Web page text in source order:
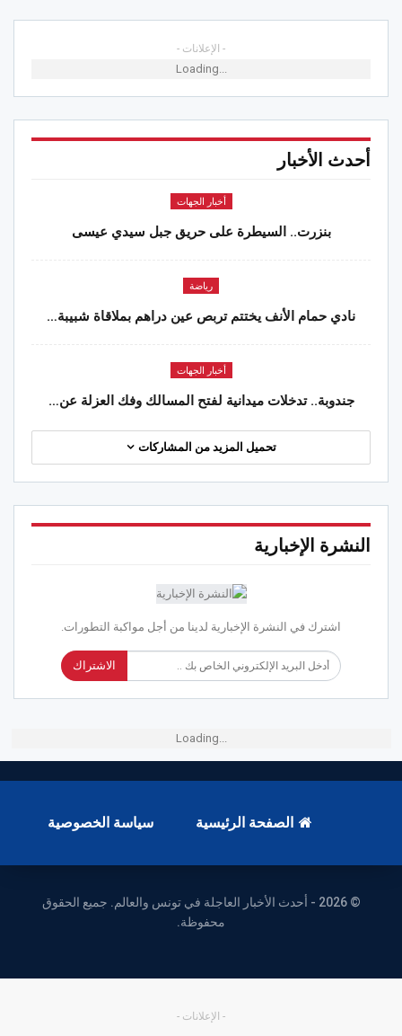
- الإعلانات -
Loading...
أحدث الأخبار
أخبار الجهات
بنزرت.. السيطرة على حريق جبل سيدي عيسى
رياضة
نادي حمام الأنف يختتم تربص عين دراهم بملاقاة شبيبة…
أخبار الجهات
جندوبة.. تدخلات ميدانية لفتح المسالك وفك العزلة عن…
تحميل المزيد من المشاركات
النشرة الإخبارية
اشترك في النشرة الإخبارية لدينا من أجل مواكبة التطورات.
الاشتراك
Loading...
الصفحة الرئيسية سياسة الخصوصية
© 2026 - أحدث الأخبار العاجلة في تونس والعالم. جميع الحقوق
محفوظة.
- الإعلانات -